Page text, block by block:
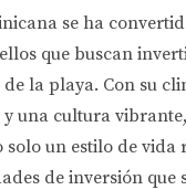
se ha
que buscan
la playa. Con su
una cultura
solo un estilo de vida
de inversión que